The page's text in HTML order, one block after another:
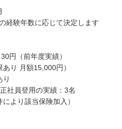
経験年数に応じて決定します
円（前年度実績）
り 月額15,000円）
り
社員登用の実績：3名
より該当保険加入）